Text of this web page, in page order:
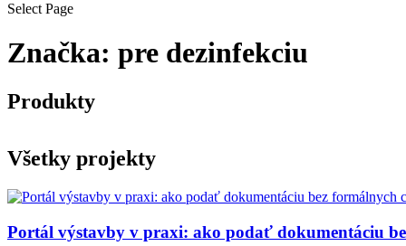
Select Page
Značka: pre dezinfekciu
Produkty
Všetky projekty
Portál výstavby v praxi: ako podať dokumentáciu